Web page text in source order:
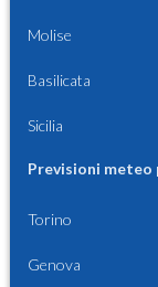
Molise
Basilicata
Sicilia
Previsioni
Torino
Genova